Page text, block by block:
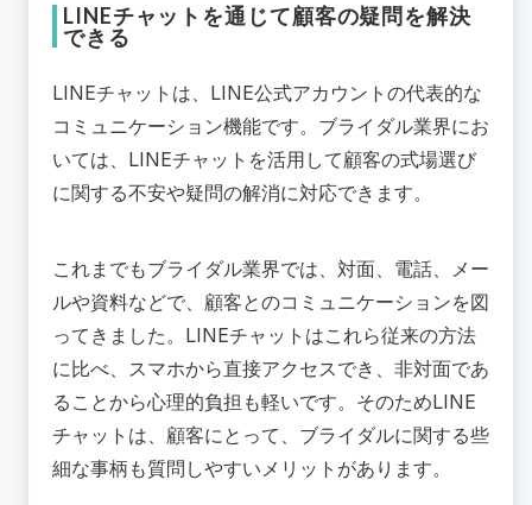
LINEチャットを通じて顧客の疑問を解決
できる
LINEチャットは、LINE公式アカウントの代表的な
コミュニケーション機能です。ブライダル業界にお
いては、LINEチャットを活用して顧客の式場選び
に関する不安や疑問の解消に対応できます。
これまでもブライダル業界では、対面、電話、メー
ルや資料などで、顧客とのコミュニケーションを図
ってきました。LINEチャットはこれら従来の方法
に比べ、スマホから直接アクセスでき、非対面であ
ることから心理的負担も軽いです。そのためLINE
チャットは、顧客にとって、ブライダルに関する些
細な事柄も質問しやすいメリットがあります。